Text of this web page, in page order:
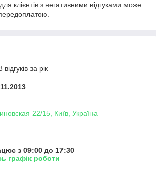
клієнтів з негативними відгуками може
за рік
22/15, Київ, Україна
з 09:00 до 17:30
графік роботи